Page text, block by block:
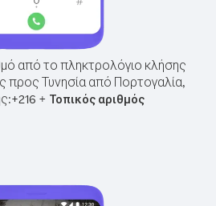
από το πληκτρολόγιο κλήσης
προς Τυνησία από Πορτογαλία,
+216 + Τοπικός αριθμός